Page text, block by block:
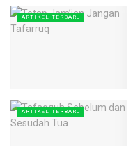
ARTIKEL TERBARU
ARTIKEL TERBARU